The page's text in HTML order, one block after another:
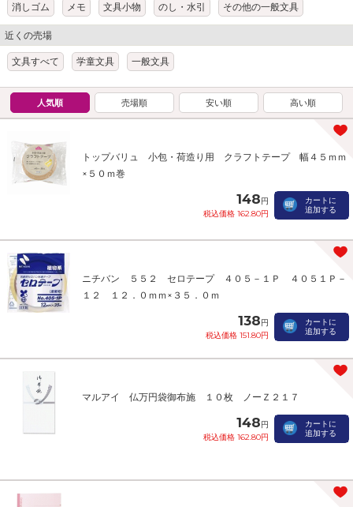
消しゴム メモ 文具小物 のし・水引 その他の一般文具
近くの売場
文具すべて 学童文具 一般文具
人気順 売場順 安い順 高い順
トップバリュ 小包・荷造り用 クラフトテープ 幅４５ｍｍ
×５０ｍ巻
148円
税込価格 162.80円
カートに
追加する
ニチバン ５５２ セロテープ ４０５－１Ｐ ４０５１Ｐ－
１２ １２．０ｍｍ×３５．０ｍ
138円
税込価格 151.80円
カートに
追加する
マルアイ 仏万円袋御布施 １０枚 ノーＺ２１７
148円
税込価格 162.80円
カートに
追加する